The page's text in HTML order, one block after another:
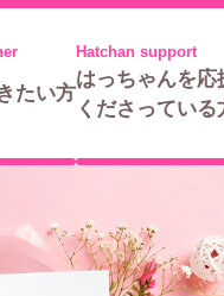
たい方
はっちゃんを応
くださっている